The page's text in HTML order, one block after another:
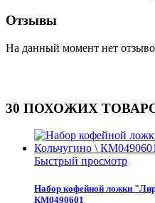
Отзывы
На данный момент нет
30 ПОХОЖИХ
Быстрый просмотр
Набор кофейной ложки
КМ0490601